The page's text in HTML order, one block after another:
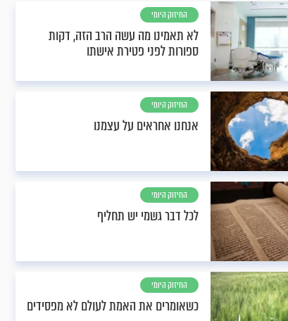
החיזוק היומי
לא תאמינו מה עשה הרב הזה, דקות
ספורות לפני פטירת אישתו
החיזוק היומי
אנחנו אחראים על עצמנו
החיזוק היומי
לכל דבר גשמי יש תחליף
החיזוק היומי
כשאומרים את האמת לעולם לא מפסידים